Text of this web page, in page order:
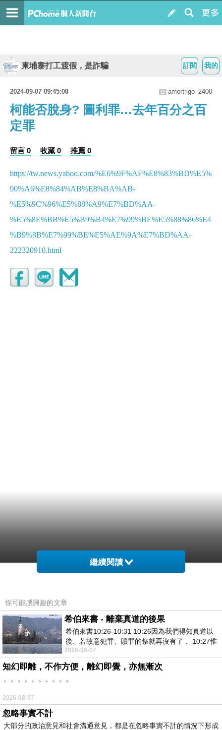
我的
訂閱
柬埔寨打工渡假，是詐騙
2024-09-07 09:45:08 amortrigo_2400
柯能否脫身? 圖利罪…去年百分之百
定罪
留言 0 收藏 0 推薦 0
https://tw.news.yahoo.com/%E6%9F%AF%E8%83%BD%E5%
90%A6%E8%84%AB%E8%BA%AB-
%E5%9C%96%E5%88%A9%E7%BD%AA-
%E5%8E%BB%E5%B9%B4%E7%99%BE%E5%88%86%E4
%B9%8B%E7%99%BE%E5%AE%9A%E7%BD%AA-
222320910.html
繼續閱讀
你可能感興趣的文章
希伯來書 - 離棄真道的後果
希伯來書10:26-10:31 10:26因為我們得知真道以
後、若故意犯罪、贖罪的祭就再沒有了． 10:27惟
有戰懼等候審判和那燒滅眾敵人的烈火
2026-08-07
知幻即離，不作方便，離幻即覺，亦無漸次
。。。。。。。。。。
2026-08-07
忽略事實不計
大部分的政治意見和社會溝通意見，都是在忽略事實不計的情況下形成